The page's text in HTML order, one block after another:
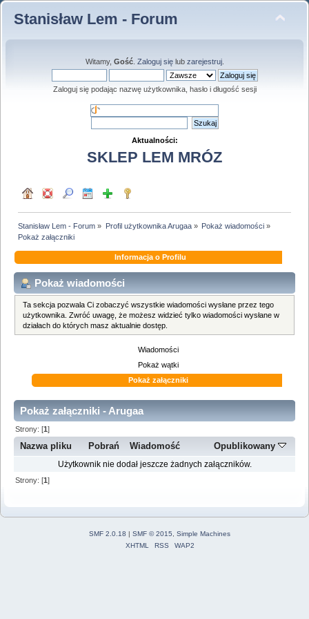
Stanisław Lem - Forum
Witamy, Gość. Zaloguj sięlub zarejestruj.
Zaloguj się podając nazwę użytkownika, hasło i długość sesji
Aktualności:
SKLEP LEM MRÓZ
Stanisław Lem - Forum » Profil użytkownika Arugaa» Pokaż wiadomości»
Pokaż załączniki
Informacja o Profilu
Pokaż wiadomości
Ta sekcja pozwala Ci zobaczyć wszystkie wiadomości wysłane przez tego
użytkownika. Zwróć uwagę, że możesz widzieć tylko wiadomości wysłane w
działach do których masz aktualnie dostęp.
Wiadomości
Pokaż wątki
Pokaż załączniki
Pokaż załączniki - Arugaa
Strony: [1]
Nazwa pliku Pobrań Wiadomość Opublikowany
Użytkownik nie dodał jeszcze żadnych załączników.
Strony: [1]
SMF 2.0.18 | SMF © 2015
Simple Machines
XHTML
RSS WAP2